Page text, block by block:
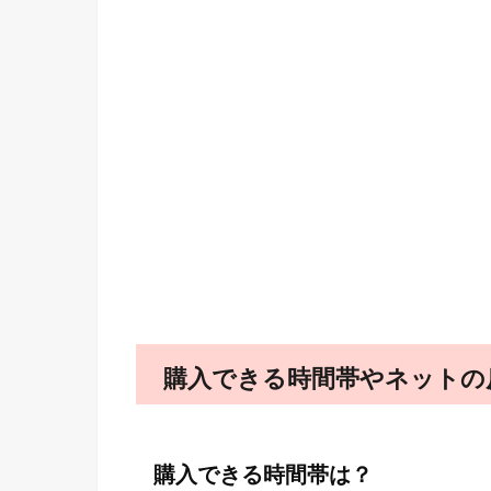
購入できる時間帯やネット
購入できる時間帯は？